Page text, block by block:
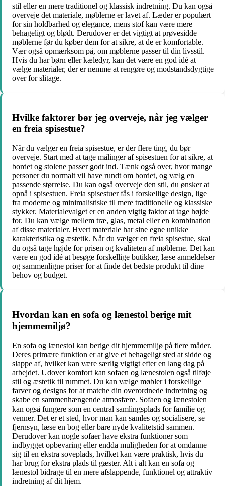
stil eller en mere traditionel og klassisk indretning. Du kan også
overveje det materiale, møblerne er lavet af. Læder er populært
for sin holdbarhed og elegance, mens stof kan være mere
behageligt og blødt. Derudover er det vigtigt at prøvesidde
møblerne før du køber dem for at sikre, at de er komfortable.
Vær også opmærksom på, om møblerne passer til din livsstil.
Hvis du har børn eller kæledyr, kan det være en god idé at
vælge materialer, der er nemme at rengøre og modstandsdygtige
over for slitage.
Hvilke faktorer bør jeg overveje, når jeg vælger
en freia spisestue?
Når du vælger en freia spisestue, er der flere ting, du bør
overveje. Start med at tage målinger af spisestuen for at sikre, at
bordet og stolene passer godt ind. Tænk også over, hvor mange
personer du normalt vil have rundt om bordet, og vælg en
passende størrelse. Du kan også overveje den stil, du ønsker at
opnå i spisestuen. Freia spisestuer fås i forskellige design, lige
fra moderne og minimalistiske til mere traditionelle og klassiske
stykker. Materialevalget er en anden vigtig faktor at tage højde
for. Du kan vælge mellem træ, glas, metal eller en kombination
af disse materialer. Hvert materiale har sine egne unikke
karakteristika og æstetik. Når du vælger en freia spisestue, skal
du også tage højde for prisen og kvaliteten af ​​møblerne. Det kan
være en god idé at besøge forskellige butikker, læse anmeldelser
og sammenligne priser for at finde det bedste produkt til dine
behov og budget.
Hvordan kan en sofa og lænestol berige mit
hjemmemiljø?
En sofa og lænestol kan berige dit hjemmemiljø på flere måder.
Deres primære funktion er at give et behageligt sted at sidde og
slappe af, hvilket kan være særlig vigtigt efter en lang dag på
arbejdet. Udover komfort kan sofaen og lænestolen også tilføje
stil og æstetik til rummet. Du kan vælge møbler i forskellige
farver og designs for at matche din overordnede indretning og
skabe en sammenhængende atmosfære. Sofaen og lænestolen
kan også fungere som en central samlingsplads for familie og
venner. Det er et sted, hvor man kan samles og socialisere, se
fjernsyn, læse en bog eller bare nyde kvalitetstid sammen.
Derudover kan nogle sofaer have ekstra funktioner som
indbygget opbevaring eller endda muligheden for at omdanne
sig til en ekstra soveplads, hvilket kan være praktisk, hvis du
har brug for ekstra plads til gæster. Alt i alt kan en sofa og
lænestol bidrage til en mere afslappende, funktionel og attraktiv
indretning af dit hjem.